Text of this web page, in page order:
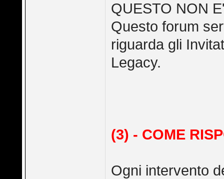
QUESTO NON
Questo forum
riguarda gli
Legacy.
(3) - COME
Ogni intervento